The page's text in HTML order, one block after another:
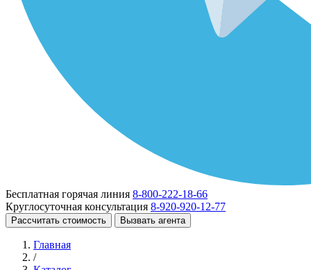
Бесплатная горячая линия 8-800-222-18-66
Круглосуточная консультация 8-920-920-12-77
Рассчитать стоимость Вызвать агента
Главная
/